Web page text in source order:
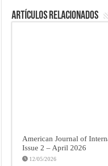
Artículos Relacionados
American Journal of
Issue 2 – April 2026
12/05/2026